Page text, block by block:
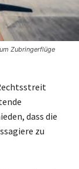
Zubringerflüge
dass die
zu